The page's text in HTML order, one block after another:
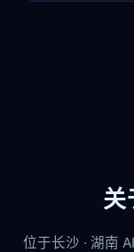
关
位于长沙 · 湖南